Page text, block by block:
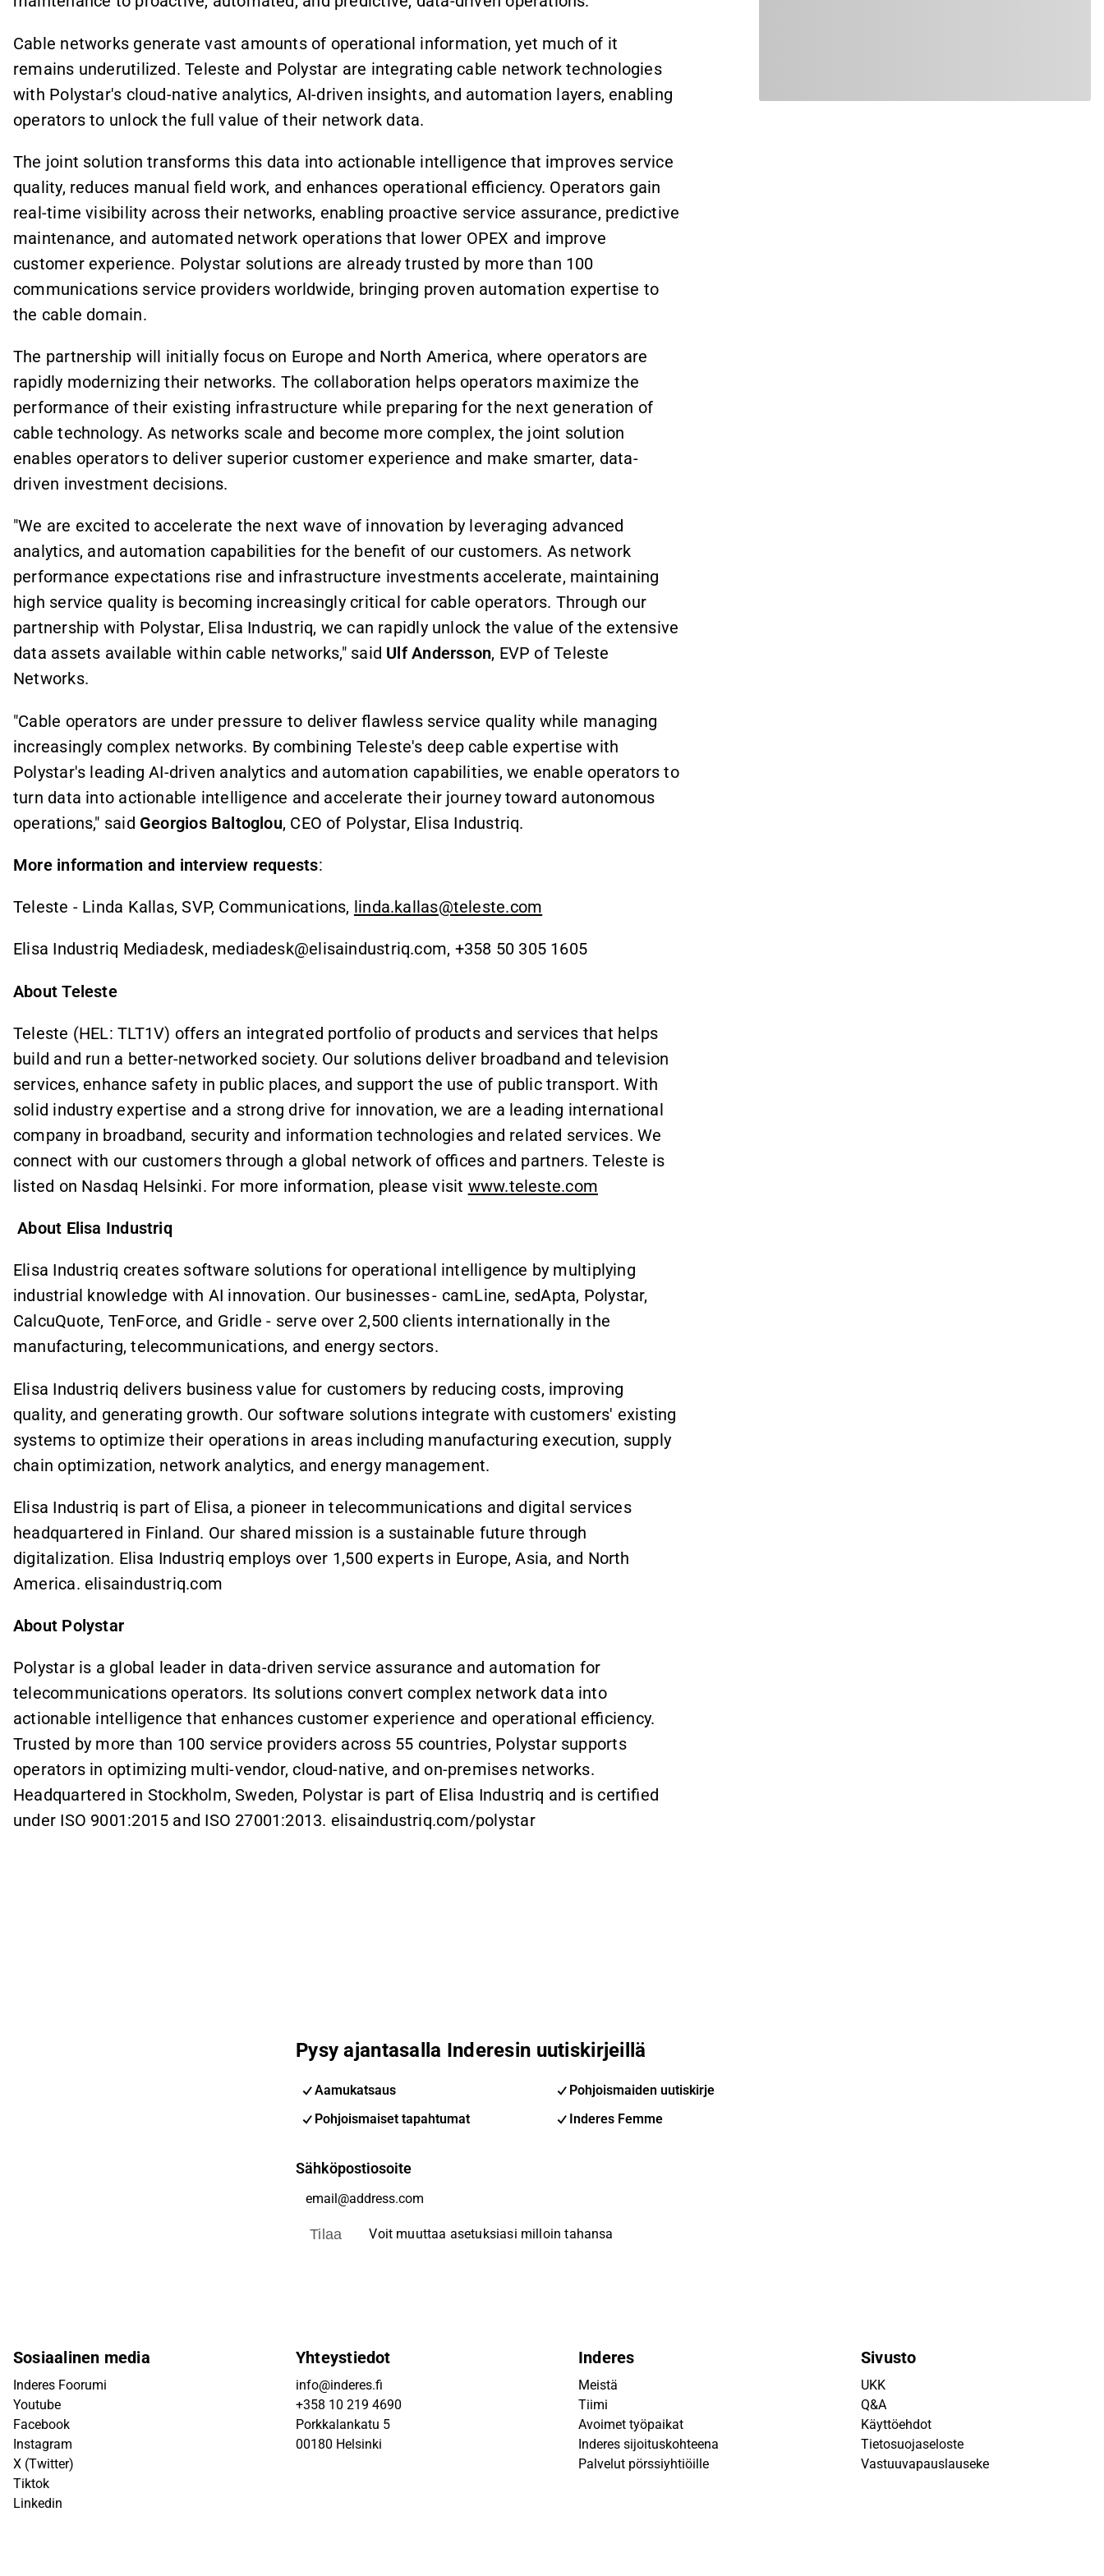
Cable networks generate vast amounts of operational information, yet much of it
remains underutilized. Teleste and Polystar are integrating cable network technologies
with Polystar's cloud-native analytics, AI-driven insights, and automation layers, enabling
operators to unlock the full value of their network data.
The joint solution transforms this data into actionable intelligence that improves service
quality, reduces manual field work, and enhances operational efficiency. Operators gain
real-time visibility across their networks, enabling proactive service assurance, predictive
maintenance, and automated network operations that lower OPEX and improve
customer experience. Polystar solutions are already trusted by more than 100
communications service providers worldwide, bringing proven automation expertise to
the cable domain.
The partnership will initially focus on Europe and North America, where operators are
rapidly modernizing their networks. The collaboration helps operators maximize the
performance of their existing infrastructure while preparing for the next generation of
cable technology. As networks scale and become more complex, the joint solution
enables operators to deliver superior customer experience and make smarter, data-
driven investment decisions.
"We are excited to accelerate the next wave of innovation by leveraging advanced
analytics, and automation capabilities for the benefit of our customers. As network
performance expectations rise and infrastructure investments accelerate, maintaining
high service quality is becoming increasingly critical for cable operators. Through our
partnership with Polystar, Elisa Industriq, we can rapidly unlock the value of the extensive
data assets available within cable networks," said Ulf Andersson, EVP of Teleste
Networks.
"Cable operators are under pressure to deliver flawless service quality while managing
increasingly complex networks. By combining Teleste's deep cable expertise with
Polystar's leading AI-driven analytics and automation capabilities, we enable operators to
turn data into actionable intelligence and accelerate their journey toward autonomous
operations," said Georgios Baltoglou, CEO of Polystar, Elisa Industriq.
More information and interview requests:
Teleste - Linda Kallas, SVP, Communications, linda.kallas@teleste.com
Elisa Industriq Mediadesk, mediadesk@elisaindustriq.com, +358 50 305 1605
About Teleste
Teleste (HEL: TLT1V) offers an integrated portfolio of products and services that helps
build and run a better-networked society. Our solutions deliver broadband and television
services, enhance safety in public places, and support the use of public transport. With
solid industry expertise and a strong drive for innovation, we are a leading international
company in broadband, security and information technologies and related services. We
connect with our customers through a global network of offices and partners. Teleste is
listed on Nasdaq Helsinki. For more information, please visit www.teleste.com
About Elisa Industriq
Elisa Industriq creates software solutions for operational intelligence by multiplying
industrial knowledge with AI innovation. Our businesses - camLine, sedApta, Polystar,
CalcuQuote, TenForce, and Gridle - serve over 2,500 clients internationally in the
manufacturing, telecommunications, and energy sectors.
Elisa Industriq delivers business value for customers by reducing costs, improving
quality, and generating growth. Our software solutions integrate with customers' existing
systems to optimize their operations in areas including manufacturing execution, supply
chain optimization, network analytics, and energy management.
Elisa Industriq is part of Elisa, a pioneer in telecommunications and digital services
headquartered in Finland. Our shared mission is a sustainable future through
digitalization. Elisa Industriq employs over 1,500 experts in Europe, Asia, and North
America. elisaindustriq.com
About Polystar
Polystar is a global leader in data-driven service assurance and automation for
telecommunications operators. Its solutions convert complex network data into
actionable intelligence that enhances customer experience and operational efficiency.
Trusted by more than 100 service providers across 55 countries, Polystar supports
operators in optimizing multi-vendor, cloud-native, and on-premises networks.
Headquartered in Stockholm, Sweden, Polystar is part of Elisa Industriq and is certified
under ISO 9001:2015 and ISO 27001:2013. elisaindustriq.com/polystar
Pysy ajantasalla Inderesin uutiskirjeillä
Aamukatsaus
Pohjoismaiden uutiskirje
Pohjoismaiset tapahtumat
Inderes Femme
Sähköpostiosoite
Tilaa Voit muuttaa asetuksiasi milloin tahansa
Sosiaalinen media
Inderes Foorumi
Youtube
Facebook
Instagram
X (Twitter)
Tiktok
Linkedin
Yhteystiedot
info@inderes.fi
+358 10 219 4690
Porkkalankatu 5
00180 Helsinki
Inderes
Meistä
Tiimi
Avoimet työpaikat
Inderes sijoituskohteena
Palvelut pörssiyhtiöille
Sivusto
UKK
Q&A
Käyttöehdot
Tietosuojaseloste
Vastuuvapauslauseke